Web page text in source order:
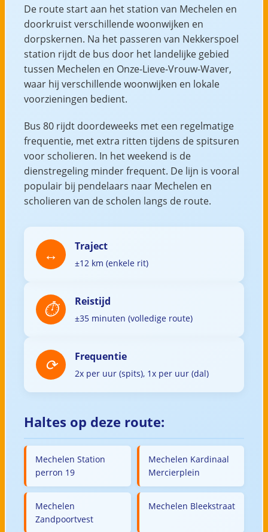
De route start aan het station van Mechelen en
doorkruist verschillende woonwijken en
dorpskernen. Na het passeren van Nekkerspoel
station rijdt de bus door het landelijke gebied
tussen Mechelen en Onze-Lieve-Vrouw-Waver,
waar hij verschillende woonwijken en lokale
voorzieningen bedient.
Bus 80 rijdt doordeweeks met een regelmatige
frequentie, met extra ritten tijdens de spitsuren
voor scholieren. In het weekend is de
dienstregeling minder frequent. De lijn is vooral
populair bij pendelaars naar Mechelen en
scholieren van de scholen langs de route.
Traject
±12 km (enkele rit)
Reistijd
±35 minuten (volledige route)
Frequentie
2x per uur (spits), 1x per uur (dal)
Haltes op deze route:
Mechelen Station
perron 19
Mechelen Kardinaal
Mercierplein
Mechelen
Zandpoortvest
Mechelen Bleekstraat